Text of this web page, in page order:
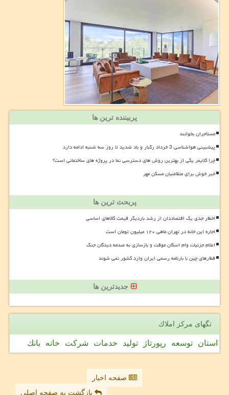
پربیننده ترین ها
مستأجران بخوانند
پیشبینی هواشناسی 3 خرداد رگبار و باد شدید تا روز سه شنبه ادامه دارد
چرا کلایمر یکی از بهترین روش های دسترسی نما در پروژه های ساختمانی است؟
خبر خوش برای متقاضیان مسکن مهر
پربحث ترین ها
اخطار جدی یک اقتصاددان از رشد باردیگر قیمت کالاهای اساسی
اجاره این خانه در تهران ماهی ۱۲۰ میلیون تومان است
اعلام جزئیات وام اسکان موقت و بازسازی به صدمه دیدگان جنگ
قطارهای چین با بارنامه رسمی ایران وارد کشور نمی شوند
جدیدترین ها
تگهای مركز املاك
استان توسعه رپورتاژ تولید خدمات شركت خانه بانك
صفحه اخبار
بازگشت به صفحه اصلی